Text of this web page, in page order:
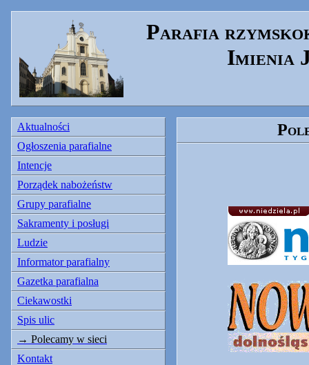
Parafia
Imienia
Aktualności
Ogłoszenia parafialne
Intencje
Porządek nabożeństw
Grupy parafialne
Sakramenty i posługi
Ludzie
Informator parafialny
Gazetka parafialna
Ciekawostki
Spis ulic
Polecamy w sieci
Kontakt